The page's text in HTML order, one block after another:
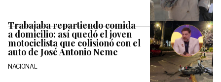
Trabajaba repartiendo comida
a domicilio: así quedó el joven
motociclista que colisionó con el
auto de José Antonio Neme
NACIONAL